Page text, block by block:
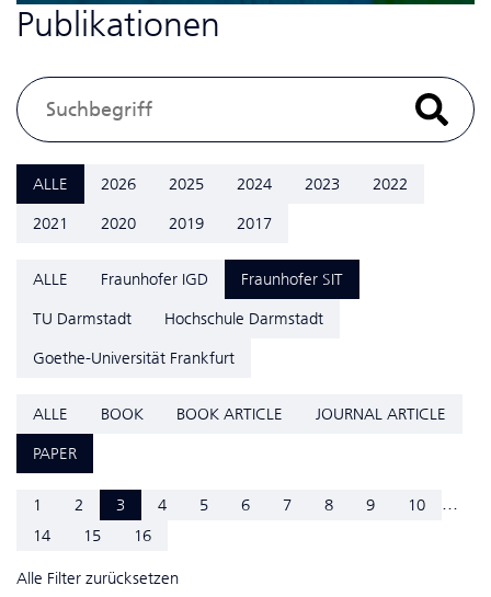
Publikationen
ALLE 2026 2025 2024 2023
2022
2021
2020 2019 2017
ALLE Fraunhofer IGD
Fraunhofer SIT
TU Darmstadt
Hochschule Darmstadt
Goethe-Universität Frankfurt
ALLE BOOK BOOK ARTICLE
JOURNAL ARTICLE
PAPER
1 2 3 4 5 6 7 8 9 10 ...
14 15 16
Alle Filter zurücksetzen